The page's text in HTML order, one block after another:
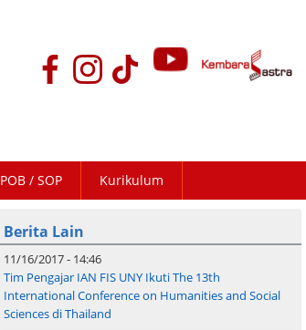
POB / SOP Kurikulum
Berita Lain
11/16/2017 - 14:46
Tim Pengajar IAN FIS UNY Ikuti The 13th
International Conference on Humanities and Social
Sciences di Thailand